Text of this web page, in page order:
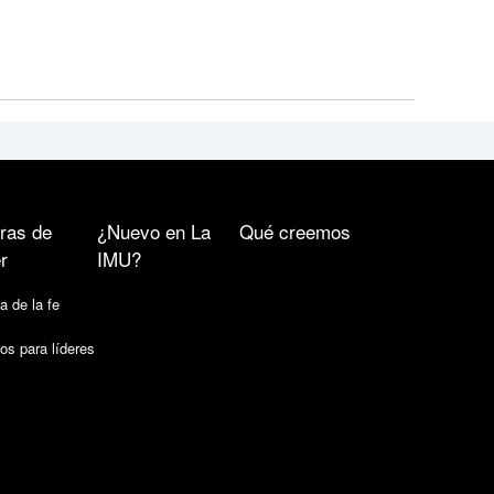
de
de la fe
para líderes
¿Nuevo en La
IMU?
Qué creemos